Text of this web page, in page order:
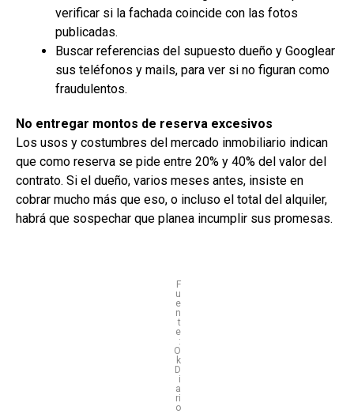
verificar si la fachada coincide con las fotos
publicadas.
Buscar referencias del supuesto dueño y Googlear
sus teléfonos y mails, para ver si no figuran como
fraudulentos.
No entregar montos de reserva excesivos
Los usos y costumbres del mercado inmobiliario indican
que como reserva se pide entre 20% y 40% del valor del
contrato. Si el dueño, varios meses antes, insiste en
cobrar mucho más que eso, o incluso el total del alquiler,
habrá que sospechar que planea incumplir sus promesas.
F
u
e
n
t
e
:
O
k
D
i
a
ri
o